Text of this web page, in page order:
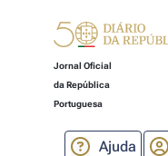
Jornal Oficial
da República
Portuguesa
Ajuda